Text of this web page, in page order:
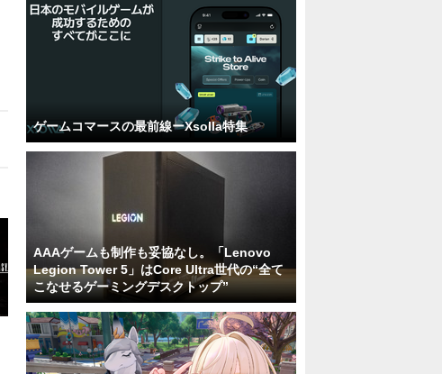
ゲームコマースの最前線ーXsolla特集
AAAゲームも制作も妥協なし。「Lenovo
Legion Tower 5」はCore Ultra世代の“全て
こなせるゲーミングデスクトップ”